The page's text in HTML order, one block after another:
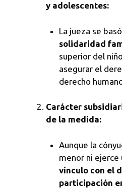
y adolescentes:
La jueza se
solidaridad
superior del
asegurar el
derecho
Carácter
de la medida:
Aunque la
menor ni ejerce
vínculo con el
participación